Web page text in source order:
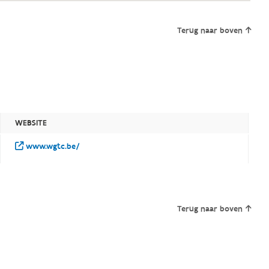
Terug naar boven
WEBSITE
www.wgtc.be/
Terug naar boven